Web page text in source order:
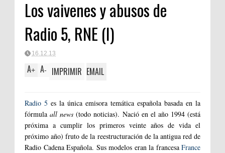
Los vaivenes y abusos de
Radio 5, RNE (I)
16.12.13
A+ A- IMPRIMIR EMAIL
Radio 5 es la única emisora temática española basada en la
fórmulaall news (todo noticias). Nació en el año 1994 (está
próxima a cumplir los primeros veinte años de vida el
próximo año) fruto de la reestructuración de la antigua red de
Radio Cadena Española. Sus modelos eran la francesa France